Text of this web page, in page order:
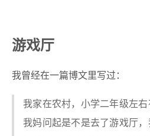
游戏厅
我曾经在一篇博文里写过：
我家在农村，小学二年级左
我妈问起是不是去了游戏厅